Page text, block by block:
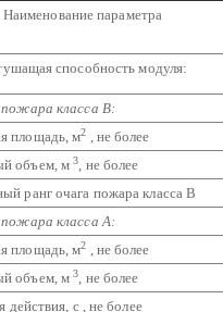
Наименование параметра
способность модуля:
пожара класса В:
площадь, м2 , не более
объем, м3 , не более
ранг очага пожара класса В
пожара класса А:
площадь, м2 , не более
объем, м3 , не более
действия, с , не более